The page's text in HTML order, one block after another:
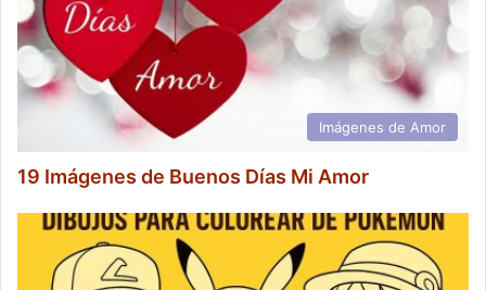
Imágenes de Amor
19 Imágenes de Buenos Días Mi Amor